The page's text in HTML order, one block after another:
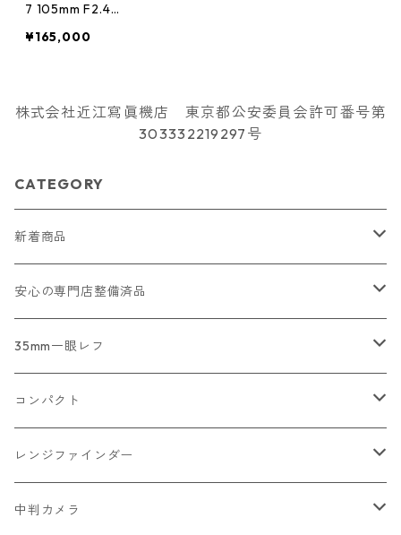
7 105mm F2.4
NTAX ペンタッ
¥165,000
株式会社近江寫眞機店 東京都公安委員会許可番号第
303332219297号
CATEGORY
新着商品
2026/07/18
2026/07/12
2026/07/11
2026/07/10
2026/06/30
安心の専門店整備済品
コンパクトカメラ
一眼レフ・レンジファインダーカメラ
中判カメラ
レンズ
35mm一眼レフ
Nikon
Canon
PENTAX
コンパクト
Nikon
Canon
レンジファインダー
Leica
中判カメラ